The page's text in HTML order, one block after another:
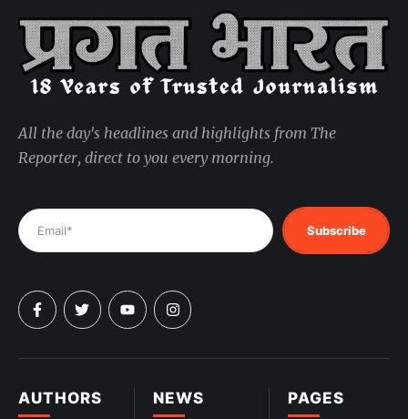
PAGES
NEWS
AUTHORS
All the day's headlines and highlights from The
Reporter, direct to you every morning.
Subscribe